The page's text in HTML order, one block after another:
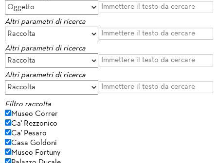
Altri parametri di ricerca
Altri parametri di ricerca
Altri parametri di ricerca
Filtro raccolta
Museo Correr
Ca' Rezzonico
Ca' Pesaro
Casa Goldoni
Museo Fortuny